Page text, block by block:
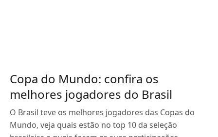
Copa do Mundo: confira os
melhores jogadores do Brasil
O Brasil teve os melhores jogadores das Copas do
Mundo, veja quais estão no top 10 da seleção